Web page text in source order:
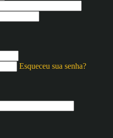
Esqueceu sua senha?